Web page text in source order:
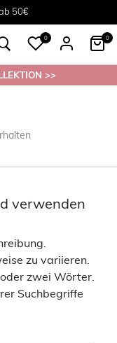
50€
Tagen
0 0
>>
verwenden
zu variieren.
zwei Wörter.
Suchbegriffe